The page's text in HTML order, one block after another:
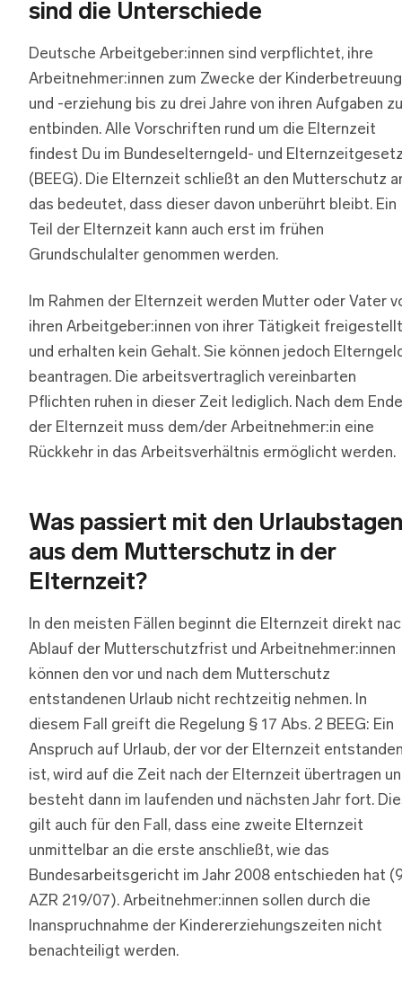
sind die Unterschiede
Deutsche Arbeitgeber:innen sind verpflichtet, ihre
Arbeitnehmer:innen zum Zwecke der Kinderbetreuung
und -erziehung bis zu drei Jahre von ihren Aufgaben zu
entbinden. Alle Vorschriften rund um die Elternzeit
findest Du im Bundeselterngeld- und
(BEEG). Die Elternzeit schließt an den Mutterschutz
das bedeutet, dass dieser davon unberührt bleibt. Ein
Teil der Elternzeit kann auch erst im frühen
Grundschulalter genommen werden.
Im Rahmen der Elternzeit werden Mutter oder Vater
ihren Arbeitgeber:innen von ihrer Tätigkeit freigestellt
und erhalten kein Gehalt. Sie können jedoch
beantragen. Die arbeitsvertraglich vereinbarten
Pflichten ruhen in dieser Zeit lediglich. Nach dem Ende
der Elternzeit muss dem/der Arbeitnehmer:in eine
Rückkehr in das Arbeitsverhältnis ermöglicht werden.
Was passiert mit den Urlaubstagen
aus dem Mutterschutz in der
Elternzeit?
In den meisten Fällen beginnt die Elternzeit direkt
Ablauf der Mutterschutzfrist und Arbeitnehmer:innen
können den vor und nach dem Mutterschutz
entstandenen Urlaub nicht rechtzeitig nehmen. In
diesem Fall greift die Regelung § 17 Abs. 2 BEEG: Ein
Anspruch auf Urlaub, der vor der Elternzeit
ist, wird auf die Zeit nach der Elternzeit übertragen
besteht dann im laufenden und nächsten Jahr fort.
gilt auch für den Fall, dass eine zweite Elternzeit
unmittelbar an die erste anschließt, wie das
Bundesarbeitsgericht im Jahr 2008 entschieden hat
AZR 219/07). Arbeitnehmer:innen sollen durch die
Inanspruchnahme der Kindererziehungszeiten nicht
benachteiligt werden.